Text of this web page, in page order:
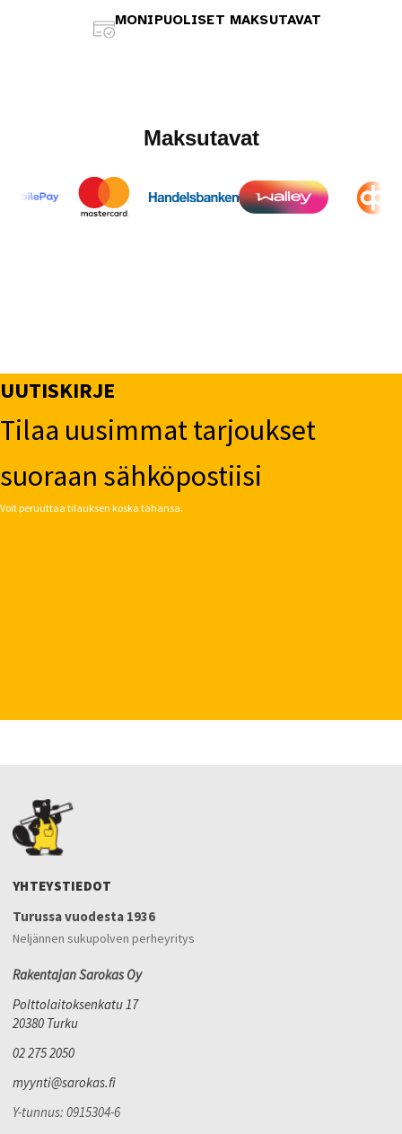
MONIPUOLISET MAKSUTAVAT
Maksutavat
UUTISKIRJE
Tilaa uusimmat tarjoukset
suoraan sähköpostiisi
Voit peruuttaa tilauksen koska tahansa.
YHTEYSTIEDOT
Turussa vuodesta 1936
Neljännen sukupolven perheyritys
Rakentajan Sarokas Oy
Polttolaitoksenkatu 17
20380 Turku
02 275 2050
myynti@sarokas.fi
Y-tunnus: 0915304-6